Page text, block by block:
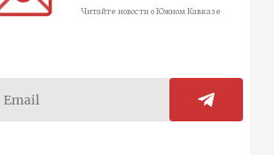
Читайте новости о Южном Кавказе